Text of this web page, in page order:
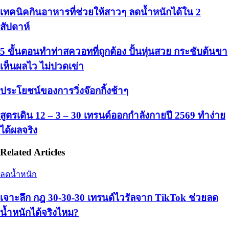
เทคนิคกินอาหารที่ช่วยให้สาวๆ ลดน้ำหนักได้ใน 2
สัปดาห์
5 ขั้นตอนทำท่าสควอทที่ถูกต้อง ปั้นหุ่นสวย กระชับต้นขา
เห็นผลไว ไม่ปวดเข่า
ประโยชน์ของการวิ่งจ๊อกกิ้งช้าๆ
สูตรเดิน 12 – 3 – 30 เทรนด์ออกกำลังกายปี 2569 ทำง่าย
ได้ผลจริง
Related Articles
ลดน้ำหนัก
เจาะลึก กฎ 30-30-30 เทรนด์ไวรัลจาก TikTok ช่วยลด
น้ำหนักได้จริงไหม?